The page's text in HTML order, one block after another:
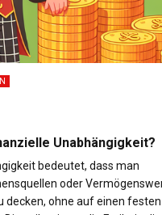
Unabhängigkeit?
bedeutet, dass man
oder
decken, ohne auf einen